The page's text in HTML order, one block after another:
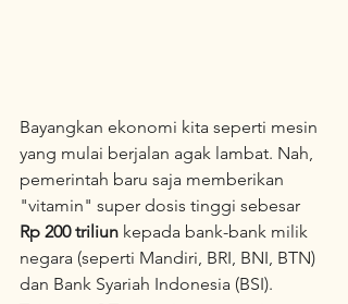
Bayangkan ekonomi kita seperti mesin
yang mulai berjalan agak lambat. Nah,
pemerintah baru saja memberikan
"vitamin" super dosis tinggi sebesar
Rp 200 triliun kepada bank-bank milik
negara (seperti Mandiri, BRI, BNI, BTN)
dan Bank Syariah Indonesia (BSI).